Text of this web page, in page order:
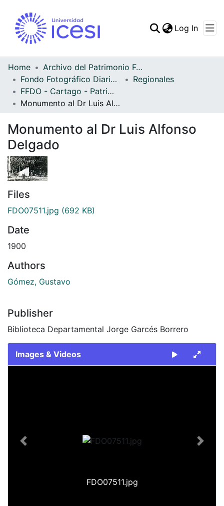
Statistics
Log In
Home
Archivo del Patrimonio Fotográfico y Fílmico del Valle del Cauca
Fondo Fotográfico Diario Occidente
Regionales
FFDO - Cartago - Patrimonial
Monumento al Dr Luis Alfonso Delgado
Monumento al Dr Luis Alfonso
Delgado
Files
FDO07511.jpg (692 KB)
Date
1900
Authors
Gómez, Gustavo
Publisher
Biblioteca Departamental Jorge Garcés Borrero
Images & Videos
FDO07511.jpg
Previous Next